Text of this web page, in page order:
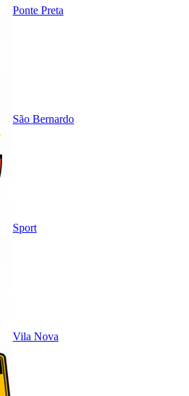
Ponte Preta
São Bernardo
Sport
Vila Nova